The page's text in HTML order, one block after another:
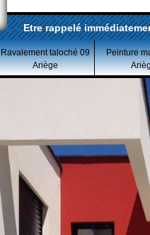
Etre rappelé
Ravalement taloché 09
Ariège
Peinture